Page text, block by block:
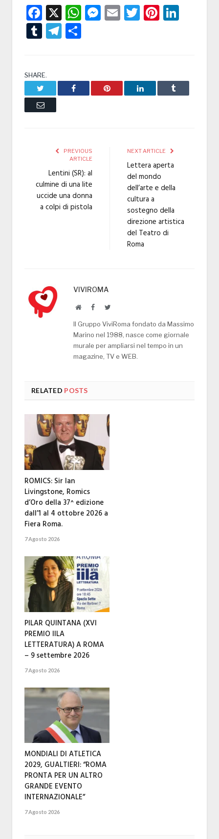
Facebook
X WhatsApp
Messenger
EmailTwitter
TumblrTelegram
SHARE.
Facebook Pinterest LinkedIn Tumblr
Email
PREVIOUS
ARTICLE
Lentini (SR): al
culmine di una lite
uccide una donna
a colpi di pistola
NEXT ARTICLE
Lettera aperta
del mondo
dell’arte e della
cultura a
sostegno della
direzione artistica
del Teatro di
Roma
VIVIROMA
WebsiteFacebookTwitter
Il Gruppo ViviRoma fondato da Massimo
Marino nel 1988, nasce come giornale
murale per ampliarsi nel tempo in un
magazine, TV e WEB.
RELATED POSTS
ROMICS: Sir Ian
Livingstone, Romics
d’Oro della 37^ edizione
dall’1 al 4 ottobre 2026 a
Fiera Roma.
7 Agosto 2026
PILAR QUINTANA (XVI
PREMIO IILA
LETTERATURA) A ROMA
– 9 settembre 2026
7 Agosto 2026
MONDIALI DI ATLETICA
2029, GUALTIERI: “ROMA
PRONTA PER UN ALTRO
GRANDE EVENTO
INTERNAZIONALE”
7 Agosto 2026